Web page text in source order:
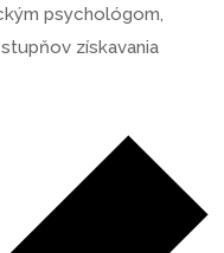
psychológom,
získavania